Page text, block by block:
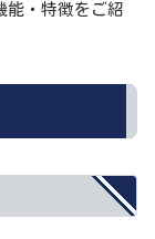
・特徴をご紹